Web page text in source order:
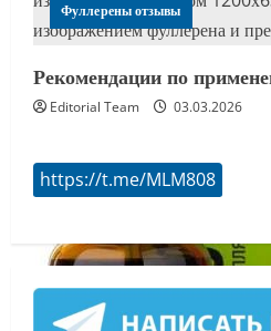
Фуллерены отзывы
Рекомендации по
Editorial Team 03.03.2026
https://t.me/MLM808